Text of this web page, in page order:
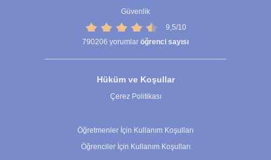
Güvenlik
9,5/10
790206 yorumlar öğrenci sayısı
Hüküm ve Koşullar
Çerez Politikası
Öğretmenler İçin Kullanım Koşulları
Öğrenciler İçin Kullanım Koşulları